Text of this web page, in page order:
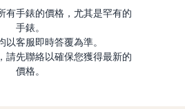
有手錶的價格，尤其是罕有的
手錶。
以客服即時答覆為準。
請先聯絡以確保您獲得最新的
價格。